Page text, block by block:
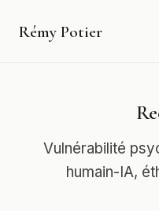
Rémy Potier
Vulnérabilité
humain-IA,